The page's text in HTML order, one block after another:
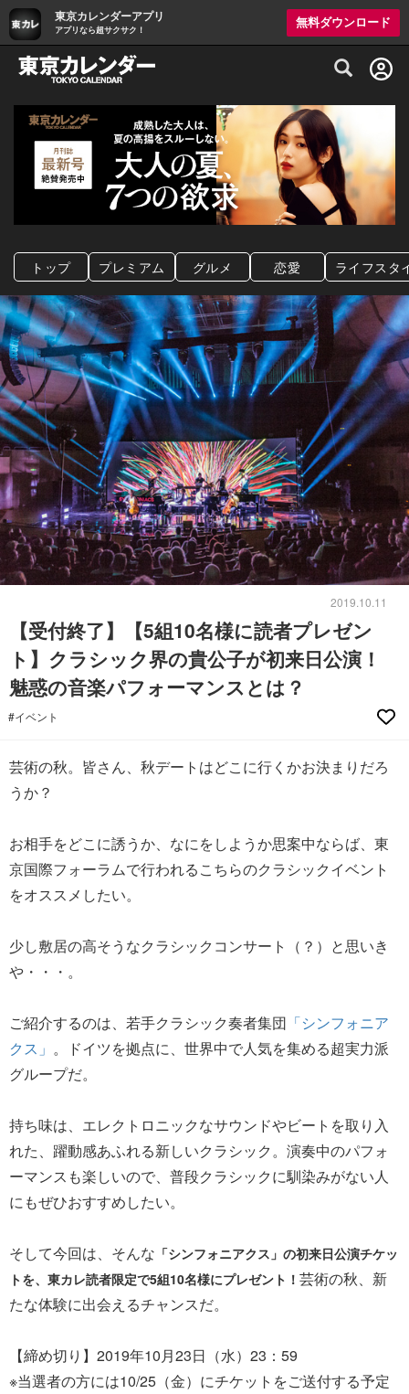
東京カレンダーアプリ
アプリなら超サクサク！
無料ダウンロード
グルメ情報・プレミアムレストラン予約
トップ プレミアム グルメ 恋愛 ライフスタ
2019.10.11
【受付終了】【5組10名様に読者プレゼン
ト】クラシック界の貴公子が初来日公演！
魅惑の音楽パフォーマンスとは？
#イベント
芸術の秋。皆さん、秋デートはどこに行くかお決まりだろ
うか？
お相手をどこに誘うか、なにをしようか思案中ならば、東
京国際フォーラムで行われるこちらのクラシックイベント
をオススメしたい。
少し敷居の高そうなクラシックコンサート（？）と思いき
や・・・。
ご紹介するのは、若手クラシック奏者集団 「シンフォニア
クス」 。ドイツを拠点に、世界中で人気を集める超実力派
グループだ。
持ち味は、エレクトロニックなサウンドやビートを取り入
れた、躍動感あふれる新しいクラシック。演奏中のパフォ
ーマンスも楽しいので、普段クラシックに馴染みがない人
にもぜひおすすめしたい。
そして今回は、そんな 「シンフォニアクス」の初来日公演チケッ
トを、東カレ読者限定で5組10名様にプレゼント！ 芸術の秋、新
たな体験に出会えるチャンスだ。
【締め切り】2019年10月23日（水）23：59
※当選者の方には10/25（金）にチケットをご送付する予定